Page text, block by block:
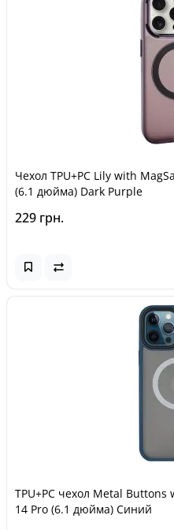
Чехол TPU+PC Lily with
(6.1 дюйма) Dark Purple
229 грн.
TPU+PC чехол Metal
14 Pro (6.1 дюйма) Синий